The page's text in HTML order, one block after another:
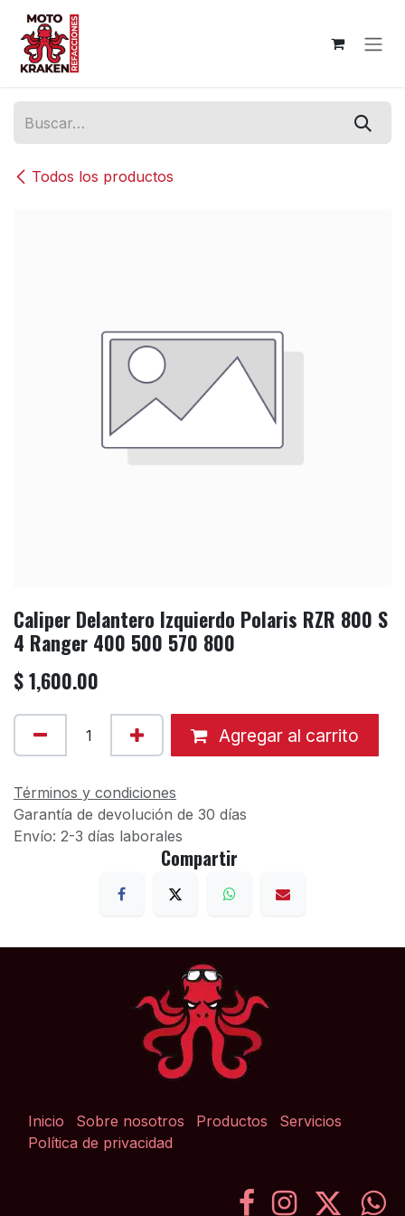
Ir al contenido
Todos los productos
Caliper Delantero Izquierdo Polaris RZR 800 S
4 Ranger 400 500 570 800
$1,600.00
Agregar al carrito
Términos y condiciones
Garantía de devolución de 30 días
Envío: 2-3 días laborales
Compartir
Inicio Sobre nosotros Productos
Servicios
Política de privacidad